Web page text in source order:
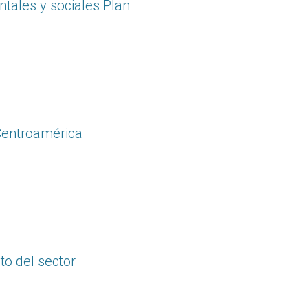
y sociales Plan
del sector